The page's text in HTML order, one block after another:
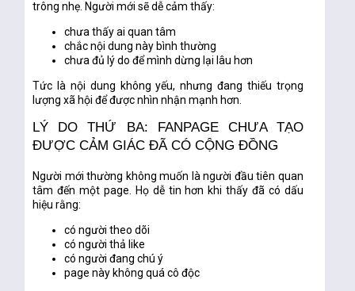
trông nhẹ. Người mới sẽ dễ cảm thấy:
chưa thấy ai quan tâm
chắc nội dung này bình thường
chưa đủ lý do để mình dừng lại lâu hơn
Tức là nội dung không yếu, nhưng đang thiếu trọng
lượng xã hội để được nhìn nhận mạnh hơn.
LÝ DO THỨ BA: FANPAGE CHƯA TẠO
ĐƯỢC CẢM GIÁC ĐÃ CÓ CỘNG ĐỒNG
Người mới thường không muốn là người đầu tiên quan
tâm đến một page. Họ dễ tin hơn khi thấy đã có dấu
hiệu rằng:
có người theo dõi
có người thả like
có người đang chú ý
page này không quá cô độc